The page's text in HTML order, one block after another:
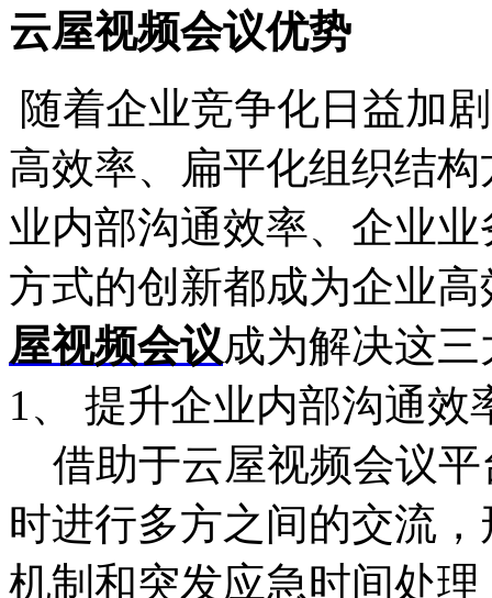
云屋视频会议优势
随着企业竞争化日益加
高效率、扁平化组织结
业内部沟通效率、企业
方式的创新都成为企业
屋视频会议成为解决这
1、 提升企业内部沟通效
借助于云屋视频会议平
时进行多方之间的交流
机制和突发应急时间处